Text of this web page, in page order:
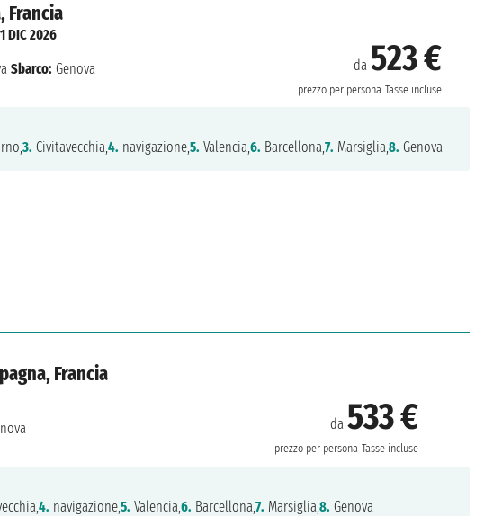
Francia
da 523 €
prezzo per persona Tasse incluse
1 DIC 2026
Sbarco: Genova
3. Civitavecchia,4. navigazione,5. Valencia,6. Barcellona,7. Marsiglia,8. Genova
Francia
da533 €
prezzo per persona Tasse incluse
4. navigazione,5. Valencia,6. Barcellona,7. Marsiglia,8. Genova